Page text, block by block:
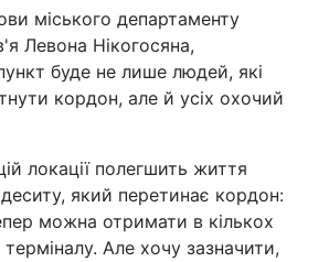
міського департаменту
Левона Нікогосяна,
буде не лише людей, які
кордон, але й усіх охочий
локації полегшить життя
який перетинає кордон:
можна отримати в кількох
Але хочу зазначити,